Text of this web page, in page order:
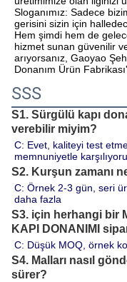
Sloganımız: Sadece
gerisini sizin için
Hem şimdi hem de
hizmet sunan güvenilir
arıyorsanız, Gaoyao
Donanım Ürün
SSS
S1. Sürgülü kapı
verebilir miyim?
C: Evet, kaliteyi test
memnuniyetle
S2. Kurşun zamanı
C: Örnek 2-3 gün, seri
daha fazla
S3. için herhangi bir
KAPI DONANIMI
C: Düşük MOQ, örnek
S4. Malları nasıl
sürer?